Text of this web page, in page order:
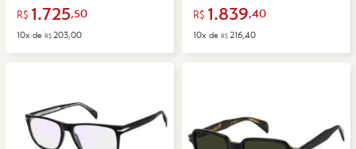
R$ 1.725,50
10x deR$203,00
R$ 1.839,40
10x de R$ 216,40